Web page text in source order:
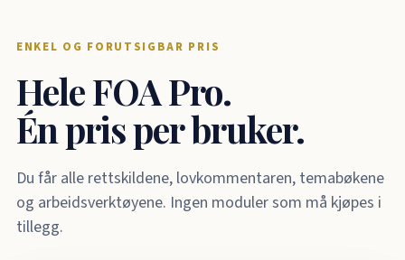
ENKEL OG FORUTSIGBAR PRIS
Hele FOA Pro.
Én pris per bruker.
Du får alle rettskildene, lovkommentaren, temabøkene
og arbeidsverktøyene. Ingen moduler som må kjøpes i
tillegg.